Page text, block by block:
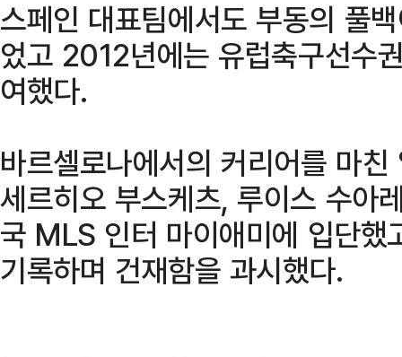
스페인 대표팀에서도 부동의 풀
었고 2012년에는 유럽축구선수
여했다.
바르셀로나에서의 커리어를 마
세르히오 부스케츠, 루이스 수아
국 MLS 인터 마이애미에 입단
기록하며 건재함을 과시했다.